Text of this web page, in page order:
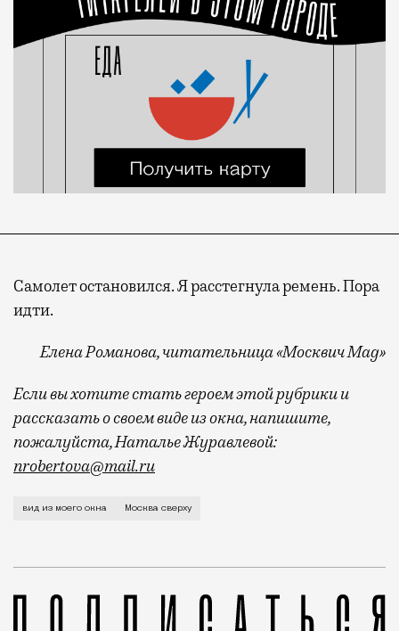
Самолет остановился. Я расстегнула ремень. Пора
идти.
Елена Романова, читательница «Москвич Mag»
Если вы хотите стать героем этой рубрики и
рассказать о своем виде из окна, напишите,
пожалуйста, Наталье Журавлевой:
nrobertova@mail.ru
Мое окно сегодня круглое. За ним — ночная
вид из моего окна Москва сверху